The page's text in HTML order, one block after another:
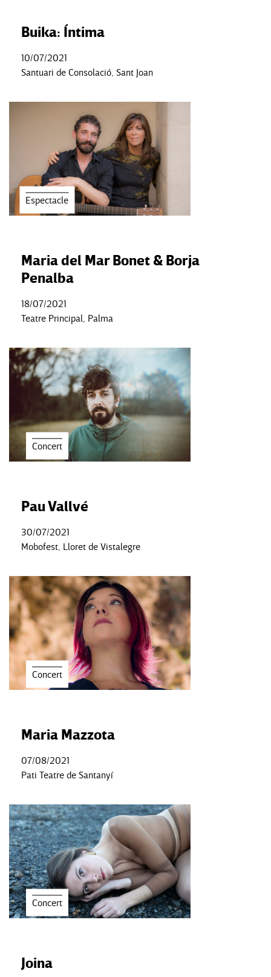
Buika: Íntima
10/07/2021
Santuari de Consolació, Sant Joan
Espectacle
Maria del Mar Bonet & Borja
Penalba
18/07/2021
Teatre Principal, Palma
Concert
Pau Vallvé
30/07/2021
Mobofest, Lloret de Vistalegre
Concert
Maria Mazzota
07/08/2021
Pati Teatre de Santanyí
Concert
Joina